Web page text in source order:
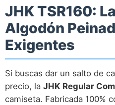
JHK TSR160:
Algodón
Exigentes
Si buscas dar un salto de
precio, la JHK Regular
camiseta. Fabricada 100%